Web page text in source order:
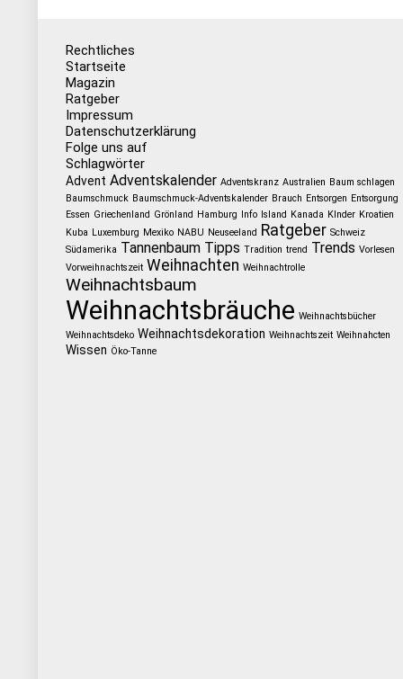
Rechtliches
Startseite
Magazin
Ratgeber
Impressum
Datenschutzerklärung
Folge uns auf
Schlagwörter
Advent Adventskalender Adventskranz Australien Baum schlagen
Baumschmuck Baumschmuck-Adventskalender Brauch Entsorgen Entsorgung
Essen Griechenland Grönland Hamburg Info Island Kanada KInder Kroatien
Kuba Luxemburg Mexiko NABU Neuseeland Ratgeber Schweiz
Südamerika Tannenbaum Tipps Tradition trend Trends Vorlesen
Vorweihnachtszeit Weihnachten Weihnachtrolle
Weihnachtsbaum
Weihnachtsbräuche Weihnachtsbücher
Weihnachtsdeko Weihnachtsdekoration Weihnachtszeit Weihnahcten
Wissen Öko-Tanne